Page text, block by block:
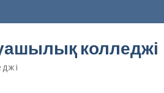
колледжі